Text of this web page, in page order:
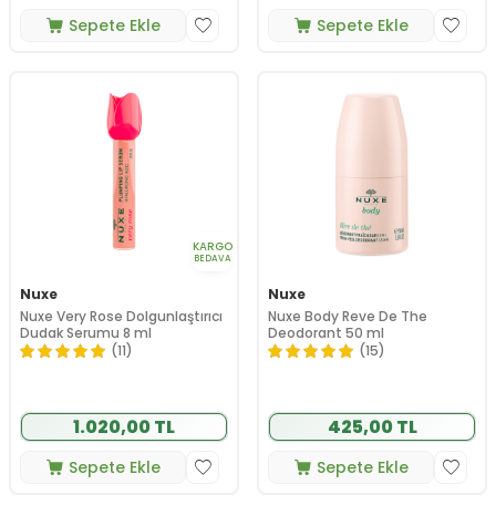
Sepete Ekle Sepete Ekle
KARGO
BEDAVA
Nuxe
Nuxe Very Rose Dolgunlaştırıcı
Dudak Serumu 8 ml
(11)
1.020,00 TL
Sepete Ekle
Nuxe
Nuxe Body Reve De The
Deodorant 50 ml
(15)
425,00 TL
Sepete Ekle